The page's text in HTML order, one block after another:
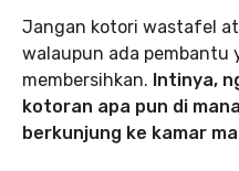
Jangan kotori wastafel
walaupun ada pembantu
membersihkan. Intinya,
kotoran apa pun di
berkunjung ke kamar